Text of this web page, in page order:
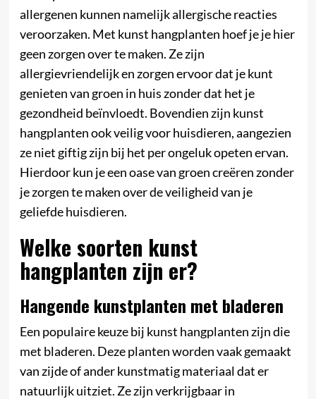
allergenen kunnen namelijk allergische reacties
veroorzaken. Met kunst hangplanten hoef je je hier
geen zorgen over te maken. Ze zijn
allergievriendelijk en zorgen ervoor dat je kunt
genieten van groen in huis zonder dat het je
gezondheid beïnvloedt. Bovendien zijn kunst
hangplanten ook veilig voor huisdieren, aangezien
ze niet giftig zijn bij het per ongeluk opeten ervan.
Hierdoor kun je een oase van groen creëren zonder
je zorgen te maken over de veiligheid van je
geliefde huisdieren.
Welke soorten kunst
hangplanten zijn er?
Hangende kunstplanten met bladeren
Een populaire keuze bij kunst hangplanten zijn die
met bladeren. Deze planten worden vaak gemaakt
van zijde of ander kunstmatig materiaal dat er
natuurlijk uitziet. Ze zijn verkrijgbaar in